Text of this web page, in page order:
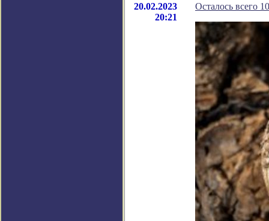
20.02.2023
20:21
Осталось всего